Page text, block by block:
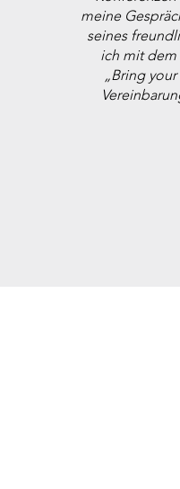
meine
seines
ich mit dem
„Bring